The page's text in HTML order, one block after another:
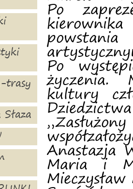
trasy
Po
Po
życzenia.
kultury
Anastazja
Maria i